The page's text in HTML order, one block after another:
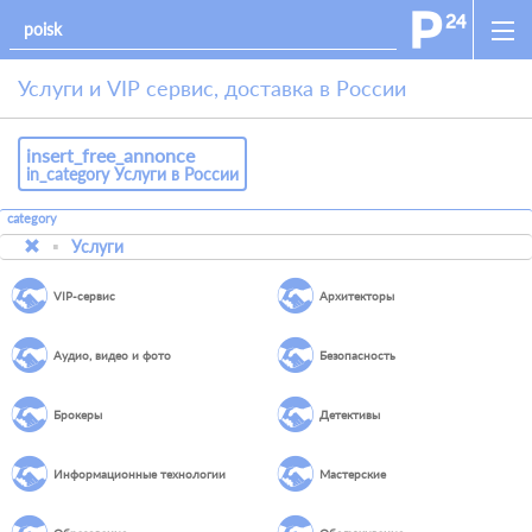
Услуги и VIP сервис, доставка в России
insert_free_annonce
in_category Услуги в России
category
Услуги
VIP-сервис Архитекторы
Аудио, видео и фото Безопасность
Брокеры Детективы
Информационные технологии Мастерские